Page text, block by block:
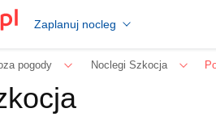
Zaplanuj nocleg
pogody Noclegi Szkocja